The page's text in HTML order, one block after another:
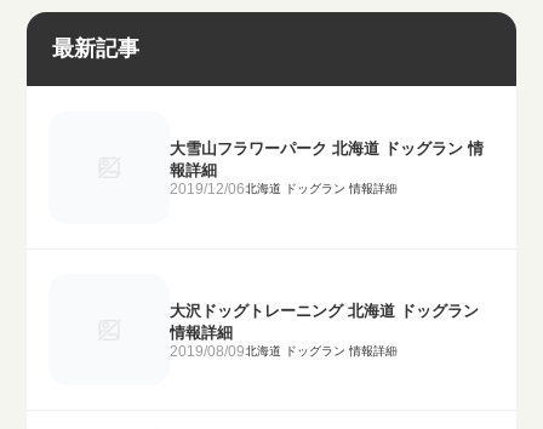
最新記事
大雪山フラワーパーク 北海道 ドッグラン 情
報詳細
2019/12/06北海道 ドッグラン 情報詳細
大沢ドッグトレーニング 北海道 ドッグラン
情報詳細
2019/08/09北海道 ドッグラン 情報詳細